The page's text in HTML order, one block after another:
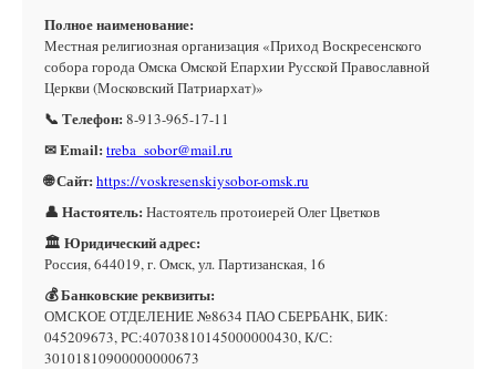
Полное наименование:
Местная религиозная организация «Приход Воскресенского
собора города Омска Омской Епархии Русской Православной
Церкви (Московский Патриархат)»
📞 Телефон: 8-913-965-17-11
✉ Email: treba_sobor@mail.ru
🌐 Сайт: https://voskresenskiysobor-omsk.ru
👤 Настоятель: Настоятель протоиерей Олег Цветков
🏛 Юридический адрес:
Россия, 644019, г. Омск, ул. Партизанская, 16
💰 Банковские реквизиты:
ОМСКОЕ ОТДЕЛЕНИЕ №8634 ПАО СБЕРБАНК, БИК:
045209673, РС:40703810145000000430, К/С:
30101810900000000673